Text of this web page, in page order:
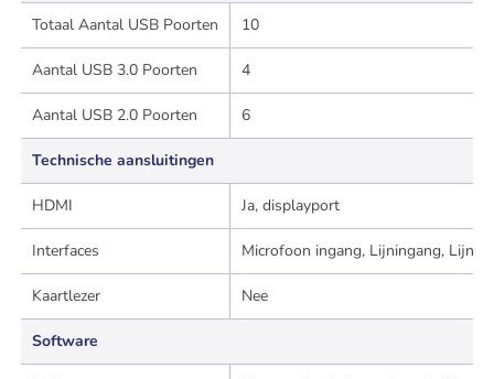
Totaal Aantal USB Poorten 10
Aantal USB 3.0 Poorten 4
Aantal USB 2.0 Poorten 6
Technische aansluitingen
HDMI Ja, displayport
Interfaces Microfoon ingang, Lijningang,
Kaartlezer Nee
Software